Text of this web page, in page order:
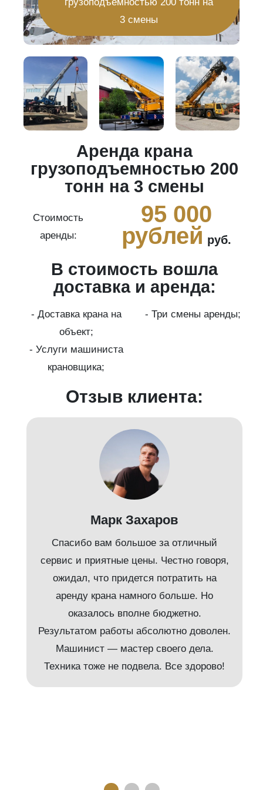
3 смены
Аренда крана
грузоподъемностью 200
тонн на 3 смены
Стоимость
аренды:
95 000
рублей руб.
В стоимость вошла
доставка и аренда:
- Доставка крана на
объект;
- Три смены аренды;
- Услуги машиниста
крановщика;
Отзыв клиента:
Марк Захаров
Спасибо вам большое за отличный
сервис и приятные цены. Честно говоря,
ожидал, что придется потратить на
аренду крана намного больше. Но
оказалось вполне бюджетно.
Результатом работы абсолютно доволен.
Машинист — мастер своего дела.
Техника тоже не подвела. Все здорово!